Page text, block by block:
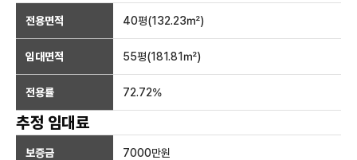
전용면적 40평(132.23㎡)
임대면적 55평(181.81㎡)
전용률 72.72%
추정 임대료
보증금 7000만원